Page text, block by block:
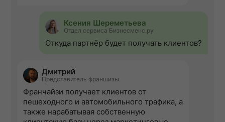
Ксения Шереметьева
Отдел сервиса Бизнесменс.ру
Откуда партнёр будет получать клиентов?
Дмитрий
Представитель франшизы
Франчайзи получает клиентов от
пешеходного и автомобильного трафика, а
также нарабатывая собственную